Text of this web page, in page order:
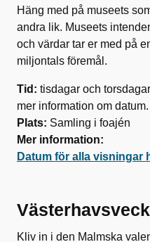
Häng med på museets
andra lik. Museets
och värdar tar er med på
miljontals föremål.
Tid: tisdagar och
mer information om datum.
Plats: Samling i foajén
Mer information:
Datum för alla visningar
Kliv in i den Malmska